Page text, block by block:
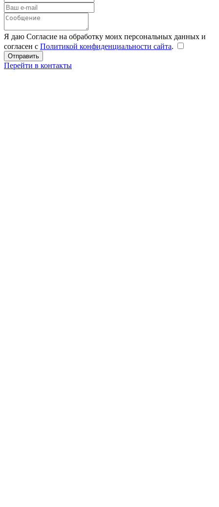
Я даю Согласие на обработку моих персональных данных и
согласен с Политикой конфиденциальности сайта.
Перейти в контакты